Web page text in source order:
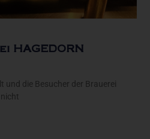
HAGEDORN
und die Besucher der Brauerei
nicht